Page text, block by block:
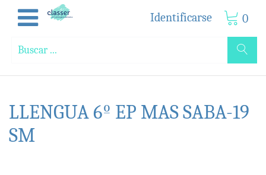
Identificarse 0
LLENGUA 6º EP MAS SABA-19
SM